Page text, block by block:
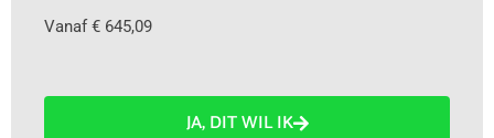
Vanaf € 645,09
JA, DIT WIL IK